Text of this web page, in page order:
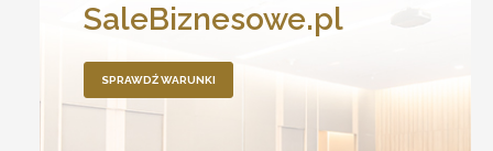
SaleBiznesowe.pl
SPRAWDŹ WARUNKI